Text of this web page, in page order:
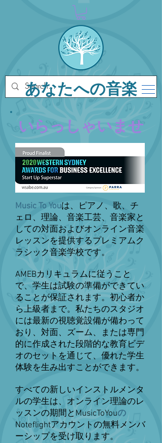
あなたへの音楽
いらっしゃいませ
Music To Youは、ピアノ、歌、チ
ェロ、理論、音楽工芸、音楽家と
しての対面およびオンライン音楽
レッスンを提供するプレミアムク
ラシック音楽学校です。
AMEBカリキュラムに従うこと
で、学生は試験の準備ができてい
ることが保証されます。初心者か
ら上級者まで。私たちのスタジオ
には最新の視聴覚設備が備わって
おり、対面、ズーム、または専門
的に作成された段階的な教育ビデ
オのセットを通じて、優れた学生
体験を生み出すことができます。
すべての新しいインストルメンタ
ルの学生は、オンライン理論のレ
ッスンの期間とMusicToYouの
Noteflightアカウントの無料メンバ
ーシップを受け取ります。